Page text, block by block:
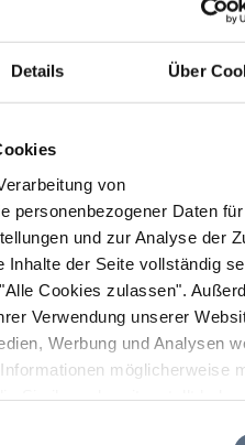
Details Über
von
personenbezogener Daten
und zur Analyse der
Inhalte der Seite vollständig
Cookies zulassen".
Verwendung unserer
Werbung und Analysen
möglicherweise
Immunstärkung im
heilsamen Kräutern
Immunstärkung im Herbst mit
erleben-